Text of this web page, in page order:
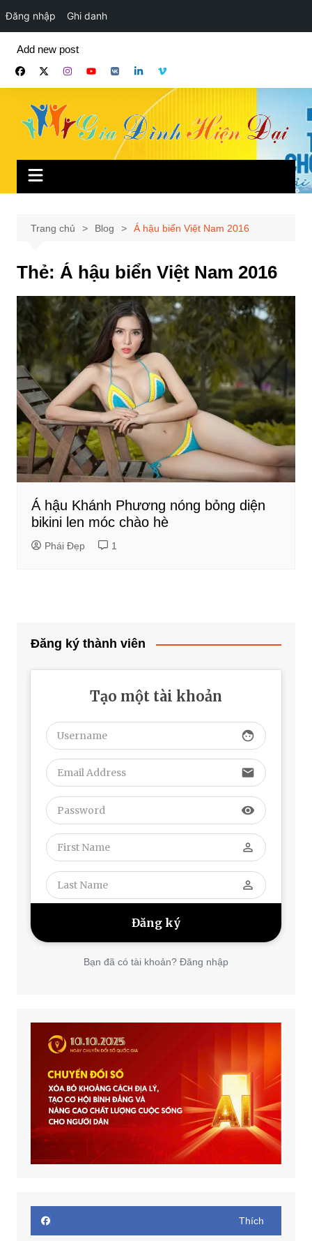
Đăng nhập Ghi danh
phần
Add new post
Trang chủ Blog Á hậu biển Việt Nam 2016
Thẻ: Á hậu biển Việt Nam 2016
Á hậu Khánh Phương nóng bỏng diện
bikini len móc chào hè
Phái Đẹp 1
Đăng ký thành viên
Tạo một tài khoản
face
email
visibility
perm_identity
perm_identity
Bạn đã có tài khoản? Đăng nhập
Thích